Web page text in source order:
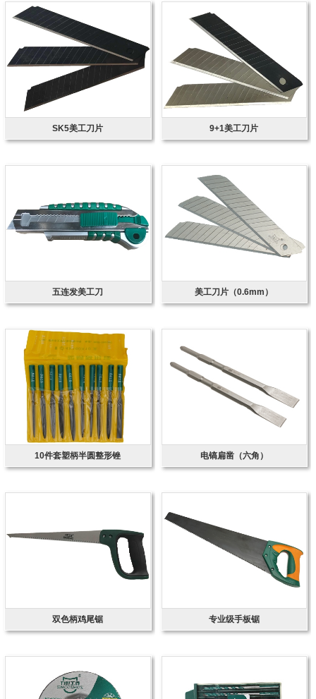
SK5美工刀片 9+1美工刀片
五连发美工刀 美工刀片（0.6mm）
10件套塑柄半圆整形锉 电镐扁凿（六角）
双色柄鸡尾锯 专业级手板锯